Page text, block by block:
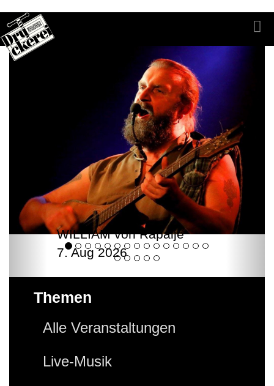
WILLIAM von Rapalje
7. Aug 2026
Themen
Alle Veranstaltungen
Live-Musik